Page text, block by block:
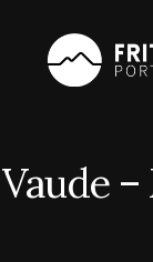
content
Vaude